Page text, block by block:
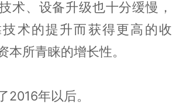
术、设备升级也十分缓慢，
术的提升而获得更高的收
本所青睐的增长性。
2016年以后。